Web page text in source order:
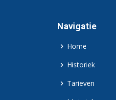
Navigatie
Home
Historiek
Tarieven